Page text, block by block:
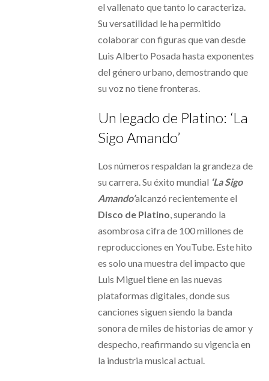
el vallenato que tanto lo caracteriza.
Su versatilidad le ha permitido
colaborar con figuras que van desde
Luis Alberto Posada hasta exponentes
del género urbano, demostrando que
su voz no tiene fronteras.
Un legado de Platino: ‘La
Sigo Amando’
Los números respaldan la grandeza de
su carrera. Su éxito mundial ‘La Sigo
Amando’alcanzó recientemente el
Disco de Platino, superando la
asombrosa cifra de 100 millones de
reproducciones en YouTube. Este hito
es solo una muestra del impacto que
Luis Miguel tiene en las nuevas
plataformas digitales, donde sus
canciones siguen siendo la banda
sonora de miles de historias de amor y
despecho, reafirmando su vigencia en
la industria musical actual.